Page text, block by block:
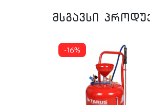
მსგავსი
-16%